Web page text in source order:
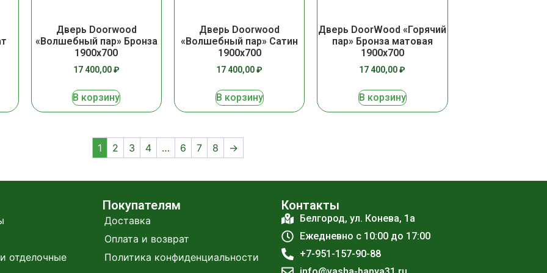
Дверь Doorwood
«Волшебный пар» Бронза
1900х700
17 400,00₽
В корзину
Дверь Doorwood
«Волшебный пар» Сатин
1900х700
17 400,00₽
В корзину
Дверь DoorWood «Горячий
пар» Бронза матовая
1900х700
17 400,00₽
В корзину
1 2 3 4 … 6 7 8 →
отделочные
Покупателям
Доставка
Оплата и возврат
Политика конфиденциальности
Контакты
Белгород, ул. Конева, 1а
Ежедневно с 10:00 до 17:00
+7-951-157-90-88